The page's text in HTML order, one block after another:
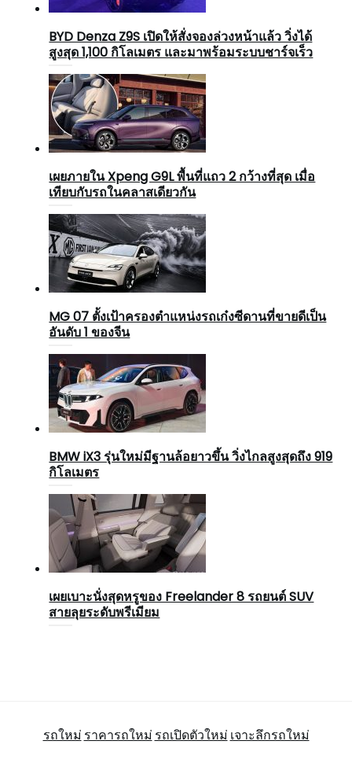
BYD Denza Z9S เปิดให้สั่งจองล่วงหน้าแล้ว วิ่งได้
สูงสุด 1,100 กิโลเมตร และมาพร้อมระบบชาร์จเร็ว
เผยภายใน Xpeng G9L พื้นที่แถว 2 กว้างที่สุด เมื่อ
เทียบกับรถในคลาสเดียวกัน
MG 07 ตั้งเป้าครองตำแหน่งรถเก๋งซีดานที่ขายดีเป็น
อันดับ 1 ของจีน
BMW iX3 รุ่นใหม่มีฐานล้อยาวขึ้น วิ่งไกลสูงสุดถึง 919
กิโลเมตร
เผยเบาะนั่งสุดหรูของ Freelander 8 รถยนต์ SUV
สายลุยระดับพรีเมียม
รถใหม่ ราคารถใหม่ รถเปิดตัวใหม่ เจาะลึกรถใหม่